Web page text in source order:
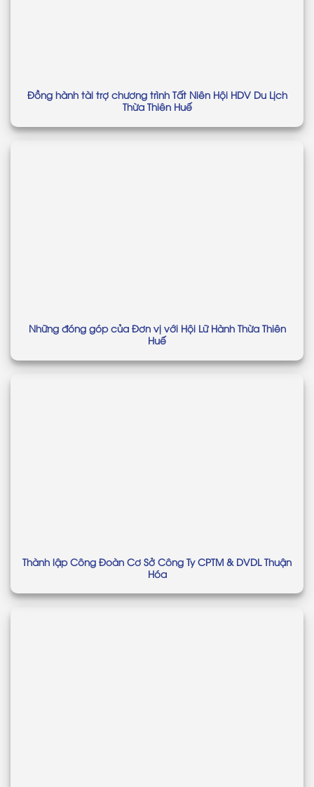
Đồng hành tài trợ chương trình Tất Niên Hội HDV Du Lịch
Thừa Thiên Huế
Những đóng góp của Đơn vị với Hội Lữ Hành Thừa Thiên
Huế
Thành lập Công Đoàn Cơ Sở Công Ty CPTM & DVDL Thuận
Hóa